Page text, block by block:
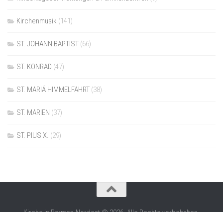
Kirchenmusik (141)
ST. JOHANN BAPTIST (66)
ST. KONRAD (47)
ST. MARIÄ HIMMELFAHRT (38)
ST. MARIEN (37)
ST. PIUS X. (29)